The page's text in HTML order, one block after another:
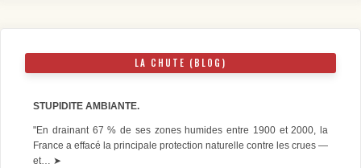
LA CHUTE (BLOG)
STUPIDITE AMBIANTE.
"En drainant 67 % de ses zones humides entre 1900 et 2000, la
France a effacé la principale protection naturelle contre les crues —
et… ➤